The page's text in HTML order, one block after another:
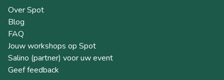
Over Spot
Blog
FAQ
Jouw workshops op Spot
Salino (partner) voor uw event
Geef feedback